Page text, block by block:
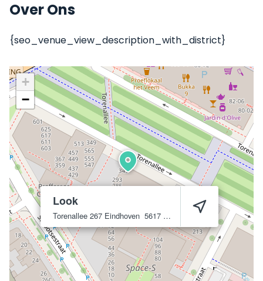
Over Ons
{seo_venue_view_description_with_district}
Look
Torenallee 267 Eindhoven 5617 BR
+
−